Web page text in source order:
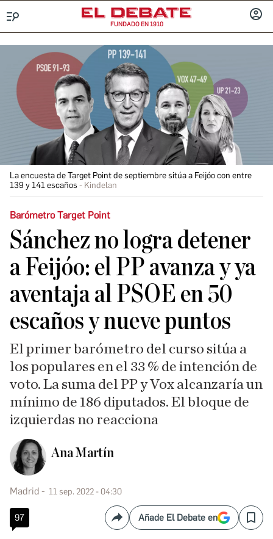
FUNDADO EN 1910
La encuesta de Target Point de septiembre sitúa a Feijóo con entre
139 y 141 escaños
Kindelan
Barómetro Target Point
Sánchez no logra detener
a Feijóo: el PP avanza y ya
aventaja al PSOE en 50
escaños y nueve puntos
El primer barómetro del curso sitúa a
los populares en el 33 % de intención de
voto. La suma del PP y Vox alcanzaría un
mínimo de 186 diputados. El bloque de
izquierdas no reacciona
Ana Martín
Madrid 11 sep. 2022 - 04:30
97 CompartirAñade El Debate en Save